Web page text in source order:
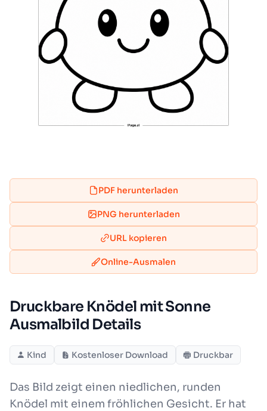
PDF herunterladen
PNG herunterladen
URL kopieren
Online-Ausmalen
Druckbare Knödel mit Sonne
Ausmalbild Details
Kind Kostenloser Download Druckbar
Das Bild zeigt einen niedlichen, runden
Knödel mit einem fröhlichen Gesicht. Er hat